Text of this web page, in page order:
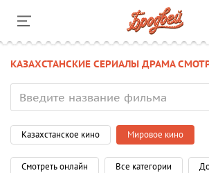
КАЗАХСТАНСКИЕ СЕРИАЛЫ ДРАМА
Казахстанское кино Мировое кино
Смотреть онлайн Все категории